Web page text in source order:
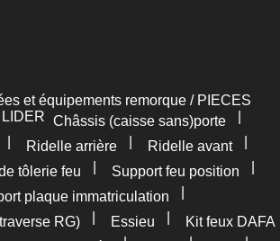
et équipements remorque / PIECES
Châssis (caisse sans)porte
Ridelle arrière Ridelle avant
tôlerie feu
Support feu position
plaque immatriculation
RG)
Essieu
Kit feux DAFA